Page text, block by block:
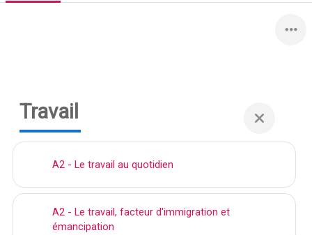
Travail
A2 - Le travail au quotidien
A2 - Le travail, facteur d'immigration et
émancipation